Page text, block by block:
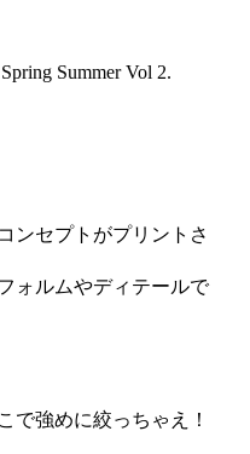
Summer Vol 2.
ンセプトがプリントさ
ォルムやディテールで
で強めに絞っちゃえ！